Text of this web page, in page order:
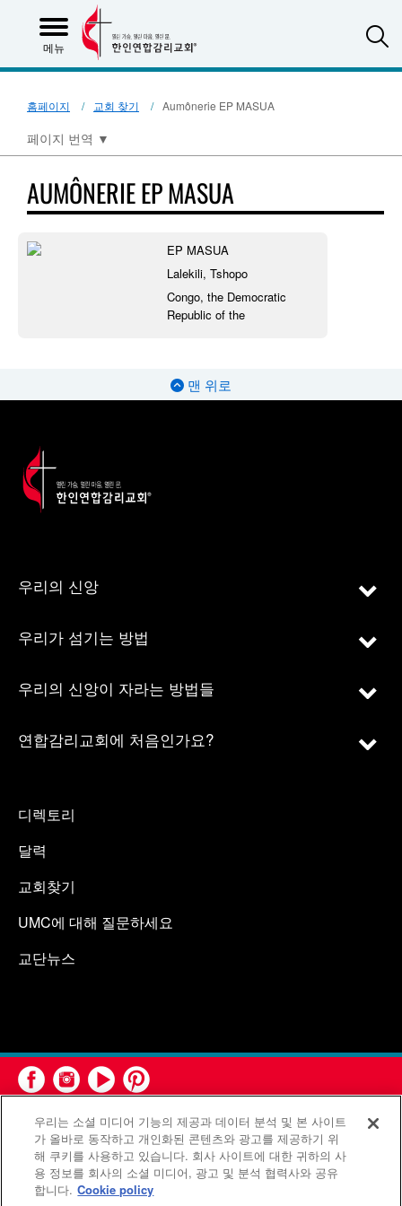
메뉴
홈페이지 교회 찾기 Aumônerie EP MASUA
페이지 번역 ▼
AUMÔNERIE EP MASUA
EP MASUA
Lalekili, Tshopo
Congo, the Democratic
Republic of the
맨 위로
우리의 신앙
우리가 섬기는 방법
우리의 신앙이 자라는 방법들
연합감리교회에 처음인가요?
디렉토리
달력
교회찾기
UMC에 대해 질문하세요
교단뉴스
연합감리교회 공보부(United Methodist Communications)는 연
합감리교회의 기관입니다.
우리는 소셜 미디어 기능의 제공과 데이터 분석 및 본 사이트
가 올바로 동작하고 개인화된 콘텐츠와 광고를 제공하기 위
해 쿠키를 사용하고 있습니다. 회사 사이트에 대한 귀하의 사
용 정보를 회사의 소셜 미디어, 광고 및 분석 협력사와 공유
합니다. Cookie policy